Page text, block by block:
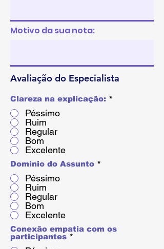
Motivo da sua nota:
Avaliação do Especialista
Clareza na explicação: *
Péssimo
Ruim
Regular
Bom
Excelente
Dominio do Assunto *
Péssimo
Ruim
Regular
Bom
Excelente
Conexão empatia com os
participantes *